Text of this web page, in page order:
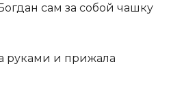
сам за собой чашку
руками и прижала